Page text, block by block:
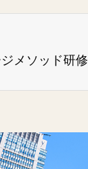
メソッド研修